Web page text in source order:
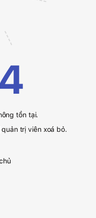
tồn tại.
trị viên xoá bỏ.